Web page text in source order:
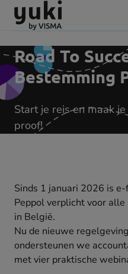
Direct
naar
content
Direct
naar
footer
Ga
naar
homepage
Road To
Bestemming
Start je reis en maak
proof!
Sinds 1 januari 2026 is
Peppol verplicht voor
in België.
Nu de nieuwe
ondersteunen we
met vier praktische